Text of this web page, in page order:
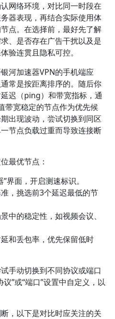
网络环境，对比同一时段在
器表现，再结合实际使用体
点。在选择前，最好先了解
、是否存在广告干扰以及是
验连贯且隐私可控。
河加速器VPN的手机端应
常是按距离排序的。随后你
迟（ping）和带宽指标，通
带宽稳定的节点作为优先候
出现波动，尝试切换到同区
节点负载过重而导致连接断
最优节点：
界面，开启测速标识。
，挑选前3个延迟最低的节
中的稳定性，如视频会议、
和丢包率，优先保留低时
手动切换到不同协议或端口
”或“端口”设置中自定义，以
，以下是对比时应关注的关